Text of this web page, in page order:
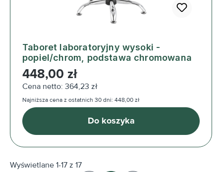
Taboret laboratoryjny wysoki -
popiel/chrom, podstawa chromowana
Cena regularna:
448,00 zł
Cena netto: 364,23 zł
Najniższa cena z ostatnich 30 dni: 448,00 zł
Do koszyka
Wyświetlane 1-17 z 17